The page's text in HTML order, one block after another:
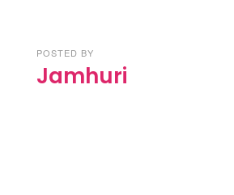
POSTED BY
Jamhuri